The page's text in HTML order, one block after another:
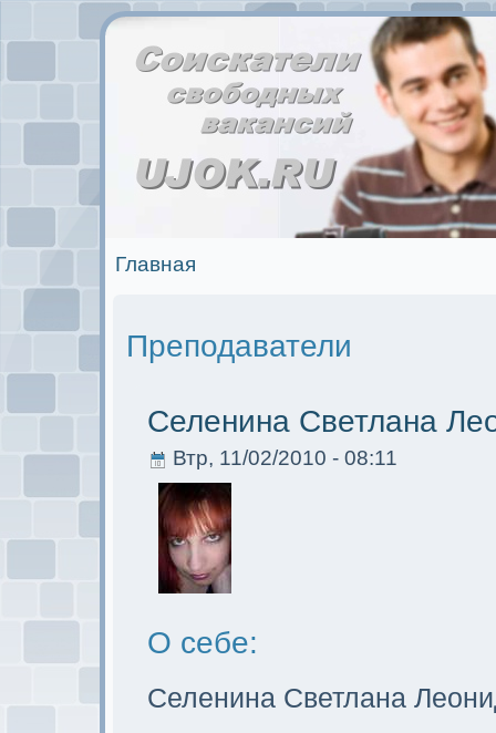
Главная
Преподаватели
Селенина Светлана
Втр, 11/02/2010 - 08:11
О себе:
Селенина Светлана